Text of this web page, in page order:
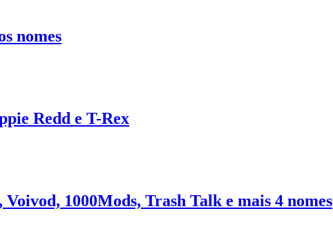
nomes
Redd e T-Rex
1000Mods, Trash Talk e mais 4 nomes